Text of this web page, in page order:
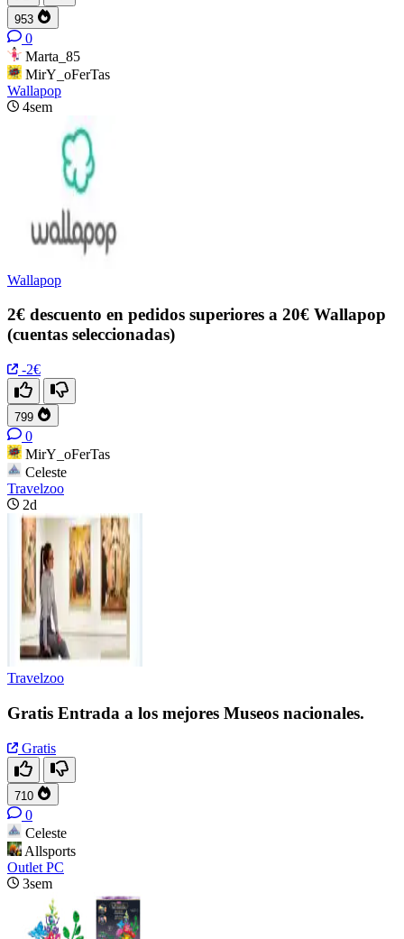
953
0
Marta_85
MirY_oFerTas
Wallapop
4sem
Wallapop
2€ descuento en pedidos superiores a 20€ Wallapop
(cuentas seleccionadas)
-2€
799
0
MirY_oFerTas
Celeste
Travelzoo
2d
Travelzoo
Gratis Entrada a los mejores Museos nacionales.
Gratis
710
0
Celeste
Allsports
Outlet PC
3sem